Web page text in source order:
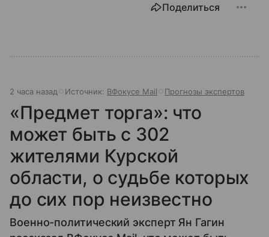
Поделиться
2 часа назад Источник: ВФокусе Mail Прогнозы экспертов
«Предмет торга»: что
может быть с 302
жителями Курской
области, о судьбе которых
до сих пор неизвестно
Военно-политический эксперт Ян Гагин